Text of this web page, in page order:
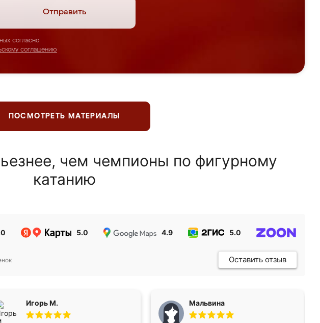
Отправить
согласно
соглашению
ПОСМОТРЕТЬ МАТЕРИАЛЫ
чем чемпионы по фигурному
катанию
5.0 4.9 5.0
Оставить отзыв
Игорь М. Мальвина